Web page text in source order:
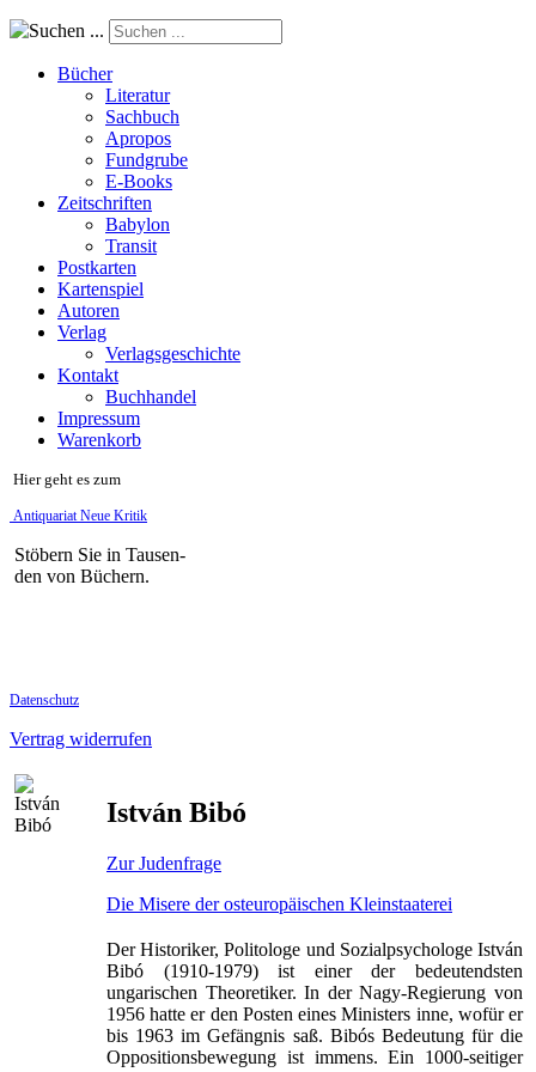
Suchen ...
Bücher
Literatur
Sachbuch
Apropos
Fundgrube
E-Books
Zeitschriften
Babylon
Transit
Postkarten
Kartenspiel
Autoren
Verlag
Verlagsgeschichte
Kontakt
Buchhandel
Impressum
Warenkorb
Hier geht es zum
Antiquariat Neue Kritik
Stöbern Sie in Tausen-
den von Büchern.
Datenschutz
Vertrag widerrufen
István Bibó
Zur Judenfrage
Die Misere der osteuropäischen Kleinstaaterei
Der Historiker, Politologe und Sozialpsychologe István
Bibó (1910-1979) ist einer der bedeutendsten
ungarischen Theoretiker. In der Nagy-Regierung von
1956 hatte er den Posten eines Ministers inne, wofür er
bis 1963 im Gefängnis saß. Bibós Bedeutung für die
Oppositionsbewegung ist immens. Ein 1000-seitiger